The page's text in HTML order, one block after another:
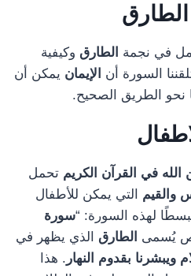
في نجمة الطارق وكيفية
السورة أن
الإيمان يمكن أن
نحو الطريق الصحيح.
في القرآن الكريم تحمل
والقيم
التي يمكن للأطفال
لهذه السورة: “سورة
يُسمى الطارق الذي يظهر في
ويبشرنا بقدوم النهار . هذا